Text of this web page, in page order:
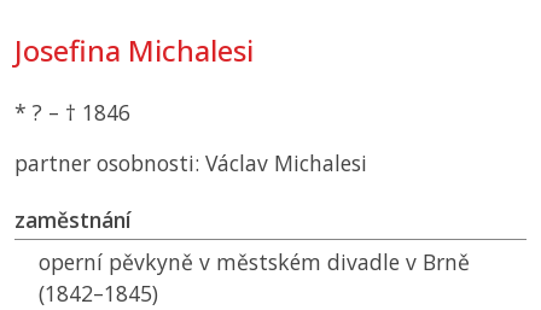
Josefina Michalesi
* ? – † 1846
partner osobnosti: Václav Michalesi
zaměstnání
operní pěvkyně v městském divadle v Brně
(1842–1845)